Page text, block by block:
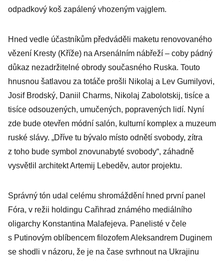
odpadkový koš zapálený vhozeným vajglem.
Hned vedle účastníkům předváděli maketu renovovaného
vězení Kresty (Kříže) na Arsenálním nábřeží – coby pádný
důkaz nezadržitelné obrody současného Ruska. Touto
hnusnou šatlavou za totáče prošli Nikolaj a Lev Gumilyovi,
Josif Brodský, Daniil Charms, Nikolaj Zabolotskij, tisíce a
tisíce odsouzených, umučených, popravených lidí. Nyní
zde bude otevřen módní salón, kulturní komplex a muzeum
ruské slávy. „Dříve tu bývalo místo odnětí svobody, zítra
z toho bude symbol znovunabyté svobody“, záhadně
vysvětlil architekt Artemij Lebeděv, autor projektu.
Správný tón udal celému shromáždění hned první panel
Fóra, v režii holdingu Cařihrad známého mediálního
oligarchy Konstantina Malafejeva. Panelisté v čele
s Putinovým oblíbencem filozofem Aleksandrem Duginem
se shodli v názoru, že je na čase svrhnout na Ukrajinu